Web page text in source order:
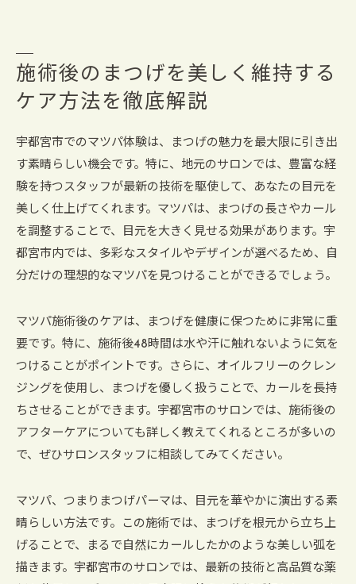
施術後のまつげを美しく維持する
ケア方法を徹底解説
宇都宮市でのマツパ体験は、まつげの魅力を最大限に引き出
す素晴らしい機会です。特に、地元のサロンでは、豊富な経
験を持つスタッフが最新の技術を駆使して、あなたの目元を
美しく仕上げてくれます。マツパは、まつげの長さやカール
を調整することで、目元を大きく見せる効果があります。宇
都宮市内では、多彩なスタイルやデザインが選べるため、自
分だけの理想的なマツパを見つけることができるでしょう。
マツパ施術後のケアは、まつげを健康に保つために非常に重
要です。特に、施術後48時間は水や汗に触れないように気を
つけることがポイントです。さらに、オイルフリーのクレン
ジングを使用し、まつげを優しく扱うことで、カールを長持
ちさせることができます。宇都宮市のサロンでは、施術後の
アフターケアについても詳しく教えてくれるところが多いの
で、ぜひサロンスタッフに相談してみてください。
マツパ、つまりまつげパーマは、目元を華やかに演出する素
晴らしい方法です。この施術では、まつげを根元から立ち上
げることで、まるで自然にカールしたかのような美しい弧を
描きます。宇都宮市のサロンでは、最新の技術と高品質な薬